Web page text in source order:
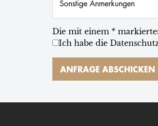
Die mit einem *
Ich habe die